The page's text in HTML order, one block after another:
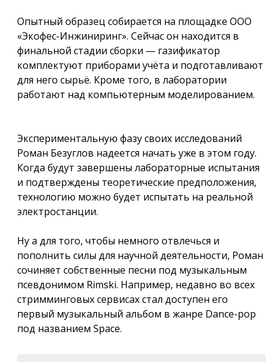
Опытный образец собирается на площадке ООО
«Экофес-Инжиниринг». Сейчас он находится в
финальной стадии сборки — газификатор
комплектуют приборами учёта и подготавливают
для него сырьё. Кроме того, в лаборатории
работают над компьютерным моделированием.
Экспериментальную фазу своих исследований
Роман Безуглов надеется начать уже в этом году.
Когда будут завершены лабораторные испытания
и подтверждены теоретические предположения,
технологию можно будет испытать на реальной
электростанции.
Ну а для того, чтобы немного отвлечься и
пополнить силы для научной деятельности, Роман
сочиняет собственные песни под музыкальным
псевдонимом Rimski. Например, недавно во всех
стримминговых сервисах стал доступен его
первый музыкальный альбом в жанре Dance-pop
под названием Space.